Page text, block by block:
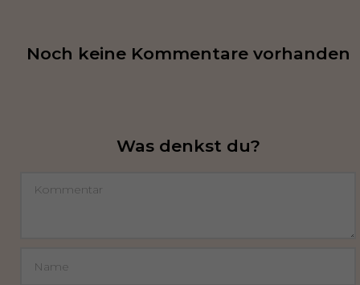
Noch keine Kommentare vorhanden
Was denkst du?